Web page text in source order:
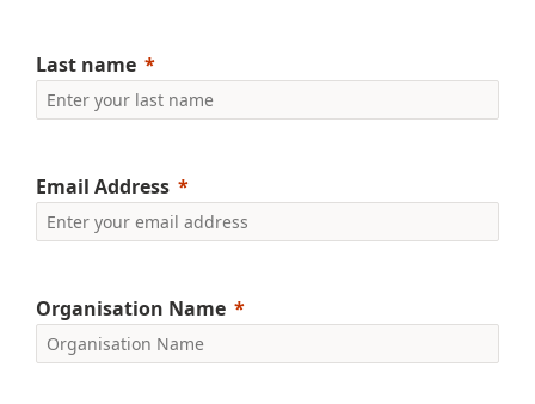
Last name
Email Address
Organisation Name